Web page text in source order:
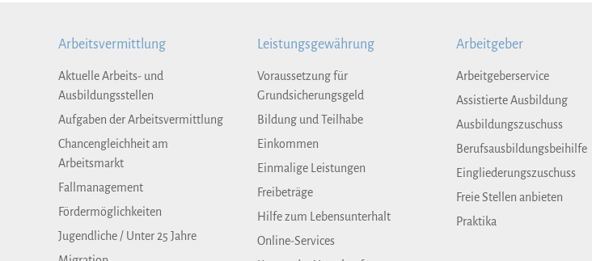
Arbeitsvermittlung
Aktuelle Arbeits- und
Ausbildungsstellen
Aufgaben der Arbeitsvermittlung
Chancengleichheit am
Arbeitsmarkt
Fallmanagement
Fördermöglichkeiten
Jugendliche / Unter 25 Jahre
Leistungsgewährung
Voraussetzung für
Grundsicherungsgeld
Bildung und Teilhabe
Einkommen
Einmalige Leistungen
Freibeträge
Hilfe zum Lebensunterhalt
Online-Services
Arbeitgeber
Arbeitgeberservice
Assistierte Ausbildung
Ausbildungszuschuss
Berufsausbildungsbeihilfe
Eingliederungszuschuss
Freie Stellen anbieten
Praktika